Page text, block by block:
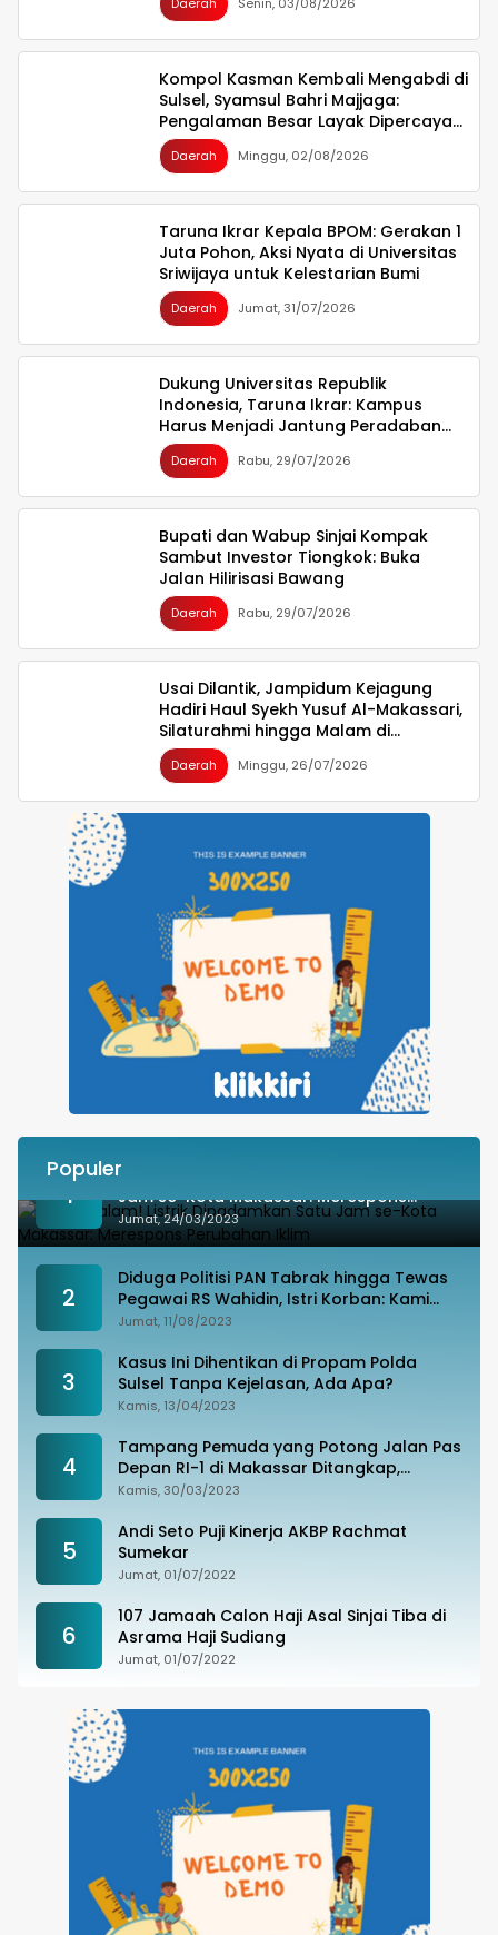
Kompol Kasman Kembali Mengabdi di
Sulsel, Syamsul Bahri Majjaga:
Pengalaman Besar Layak Dipercaya
Memimpin
Daerah Minggu, 02/08/2026
Taruna Ikrar Kepala BPOM: Gerakan 1
Juta Pohon, Aksi Nyata di Universitas
Sriwijaya untuk Kelestarian Bumi
Daerah Jumat, 31/07/2026
Dukung Universitas Republik
Indonesia, Taruna Ikrar: Kampus
Harus Menjadi Jantung Peradaban
seperti Jepang dan China Wujudkan
Indonesia Emas 2045
Daerah Rabu, 29/07/2026
Bupati dan Wabup Sinjai Kompak
Sambut Investor Tiongkok: Buka
Jalan Hilirisasi Bawang
Daerah Rabu, 29/07/2026
Usai Dilantik, Jampidum Kejagung
Hadiri Haul Syekh Yusuf Al-Makassari,
Silaturahmi hingga Malam di
Makassar
Daerah Minggu, 26/07/2026
Populer
1
Besok Malam! Listrik Dipadamkan Satu
Jam se-Kota Makassar: Merespons
Perubahan Iklim
Jumat, 24/03/2023
2
Diduga Politisi PAN Tabrak hingga Tewas
Pegawai RS Wahidin, Istri Korban: Kami
Tak Terima
Jumat, 11/08/2023
3
Kasus Ini Dihentikan di Propam Polda
Sulsel Tanpa Kejelasan, Ada Apa?
Kamis, 13/04/2023
4
Tampang Pemuda yang Potong Jalan Pas
Depan RI-1 di Makassar Ditangkap,
Ternyata Joki Balapan Liar
Kamis, 30/03/2023
5
Andi Seto Puji Kinerja AKBP Rachmat
Sumekar
Jumat, 01/07/2022
6
107 Jamaah Calon Haji Asal Sinjai Tiba di
Asrama Haji Sudiang
Jumat, 01/07/2022